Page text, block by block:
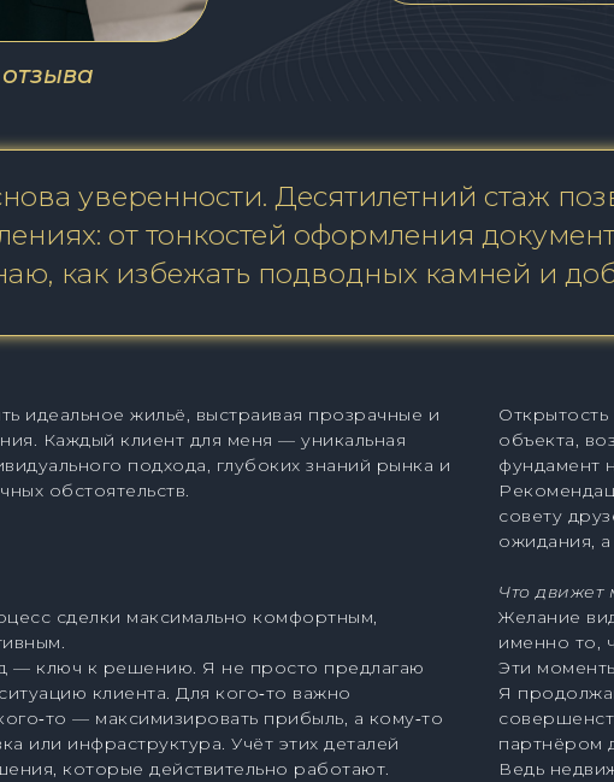
уверенности. Десятилетний стаж
от тонкостей оформления
как избежать подводных камней и
идеальное жильё, выстраивая прозрачные и
Каждый клиент для меня — уникальная
подхода, глубоких знаний рынка и
обстоятельств.
сделки максимально комфортным,
— ключ к решению. Я не просто предлагаю
клиента. Для кого‑то важно
— максимизировать прибыль, а кому‑то
или инфраструктура. Учёт этих деталей
которые действительно работают.
объекта,
фундамент
совету
ожидания,
Что движет
Желание
именно то,
Эти
Я
партнёром
Ведь